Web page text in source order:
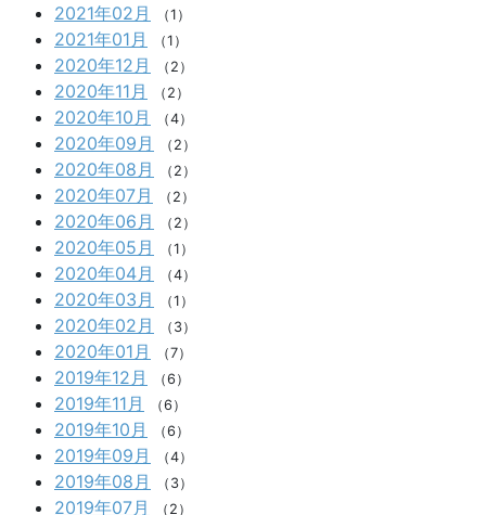
2021年02月 （1）
2021年01月 （1）
2020年12月 （2）
2020年11月 （2）
2020年10月 （4）
2020年09月 （2）
2020年08月 （2）
2020年07月 （2）
2020年06月 （2）
2020年05月 （1）
2020年04月 （4）
2020年03月 （1）
2020年02月 （3）
2020年01月 （7）
2019年12月 （6）
2019年11月 （6）
2019年10月 （6）
2019年09月 （4）
2019年08月 （3）
2019年07月 （2）